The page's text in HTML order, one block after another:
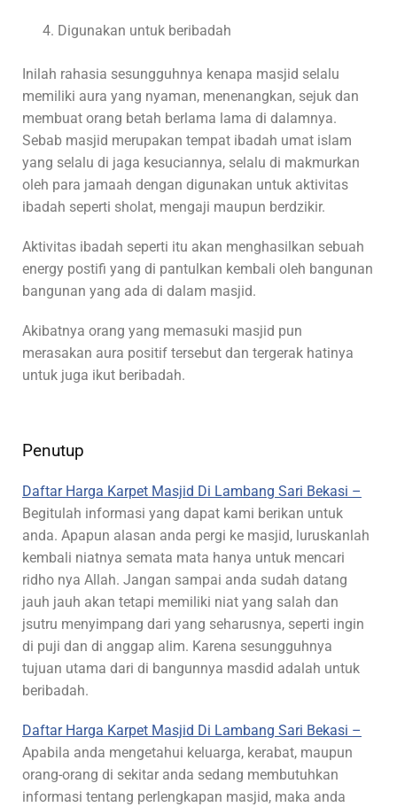
Digunakan untuk beribadah
Inilah rahasia sesungguhnya kenapa masjid selalu
memiliki aura yang nyaman, menenangkan, sejuk dan
membuat orang betah berlama lama di dalamnya.
Sebab masjid merupakan tempat ibadah umat islam
yang selalu di jaga kesuciannya, selalu di makmurkan
oleh para jamaah dengan digunakan untuk aktivitas
ibadah seperti sholat, mengaji maupun berdzikir.
Aktivitas ibadah seperti itu akan menghasilkan sebuah
energy postifi yang di pantulkan kembali oleh bangunan
bangunan yang ada di dalam masjid.
Akibatnya orang yang memasuki masjid pun
merasakan aura positif tersebut dan tergerak hatinya
untuk juga ikut beribadah.
Penutup
Daftar Harga Karpet Masjid Di Lambang Sari Bekasi –
Begitulah informasi yang dapat kami berikan untuk
anda. Apapun alasan anda pergi ke masjid, luruskanlah
kembali niatnya semata mata hanya untuk mencari
ridho nya Allah. Jangan sampai anda sudah datang
jauh jauh akan tetapi memiliki niat yang salah dan
jsutru menyimpang dari yang seharusnya, seperti ingin
di puji dan di anggap alim. Karena sesungguhnya
tujuan utama dari di bangunnya masdid adalah untuk
beribadah.
Daftar Harga Karpet Masjid Di Lambang Sari Bekasi –
Apabila anda mengetahui keluarga, kerabat, maupun
orang-orang di sekitar anda sedang membutuhkan
informasi tentang perlengkapan masjid, maka anda